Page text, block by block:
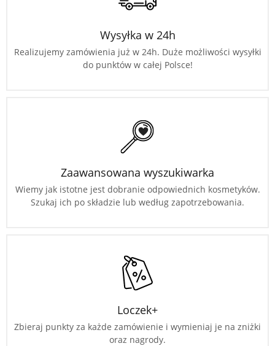
Wysyłka w 24h
Realizujemy zamówienia już w 24h. Duże możliwości wysyłki
do punktów w całej Polsce!
Zaawansowana wyszukiwarka
Wiemy jak istotne jest dobranie odpowiednich kosmetyków.
Szukaj ich po składzie lub według zapotrzebowania.
Loczek+
Zbieraj punkty za każde zamówienie i wymieniaj je na zniżki
oraz nagrody.